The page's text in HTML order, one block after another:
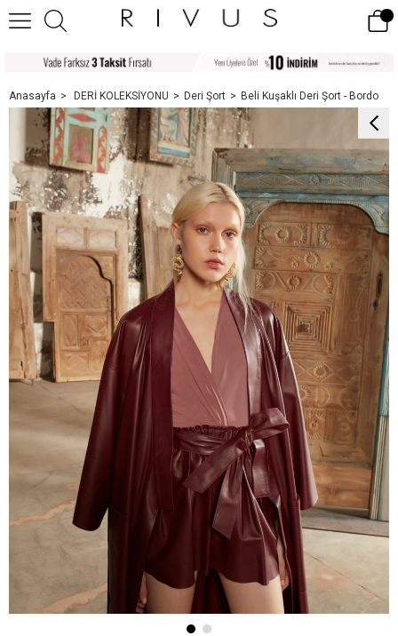
Anasayfa DERİ KOLEKSİYONU Deri Şort Beli Kuşaklı Deri Şort - Bordo